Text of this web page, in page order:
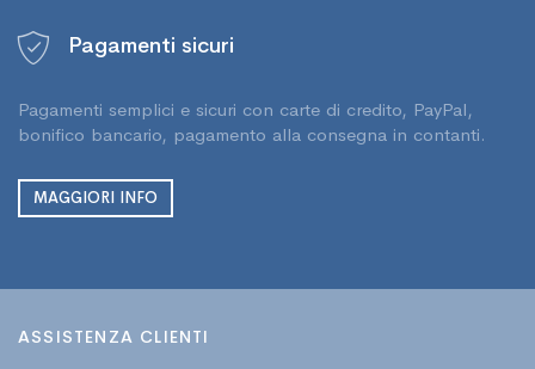
Pagamenti sicuri
Pagamenti semplici e sicuri con carte di credito, PayPal,
bonifico bancario, pagamento alla consegna in contanti.
MAGGIORI INFO
ASSISTENZA CLIENTI